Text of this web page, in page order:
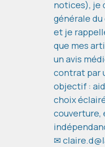
notices), je
générale
et je
que mes
un avis
contrat par
objectif :
choix
couverture,
✉